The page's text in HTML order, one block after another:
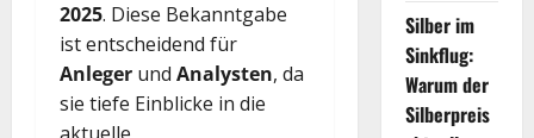
2025. Diese Bekanntgabe
ist entscheidend für
Anleger und Analysten, da
sie tiefe Einblicke in die
Silber im
Sinkflug:
Warum der
Silberpreis